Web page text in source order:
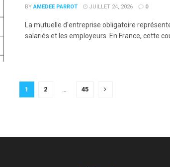
BY AMEDEE PARROT JUILLET 24, 2026 0
La mutuelle d'entreprise obligatoire
salariés et les employeurs. En France, cette
1 2 … 45